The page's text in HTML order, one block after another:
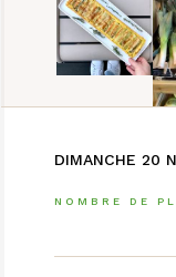
DIMANCHE 20
NOMBRE DE